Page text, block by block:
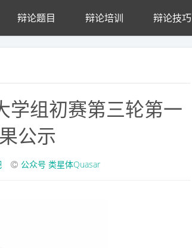
辩论题目 辩论培训 辩论技巧
学组初赛第三轮第一
公示
公众号 类星体Quasar